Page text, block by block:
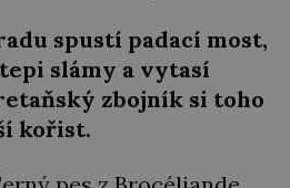
spustí padací most,
slámy a vytasí
zbojník si toho
kořist.